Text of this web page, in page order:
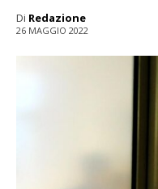
Di Redazione
26 MAGGIO 2022